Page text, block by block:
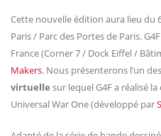
Cette nouvelle édition aura lieu du
Paris / Parc des Portes de Paris.
France (Corner 7 / Dock Eiffel /
Makers. Nous présenterons l’un
virtuelle sur lequel G4F a réalisé
Universal War One (développé par